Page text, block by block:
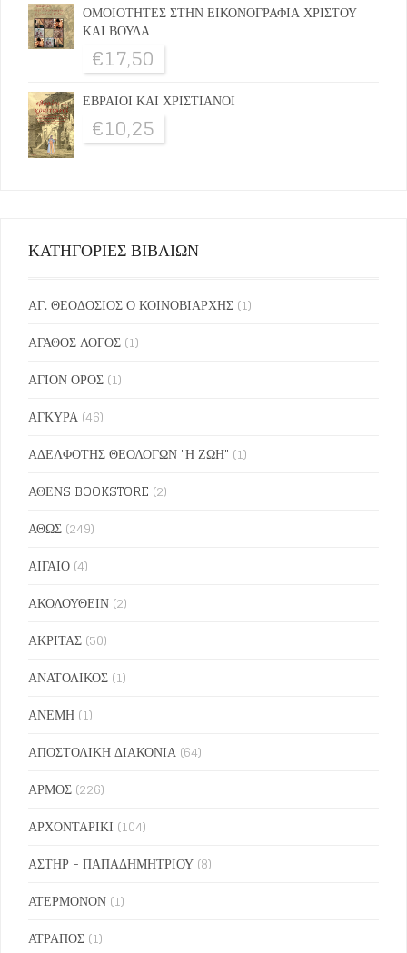
ΟΜΟΙΟΤΗΤΕΣ ΣΤΗΝ ΕΙΚΟΝΟΓΡΑΦΙΑ ΧΡΙΣΤΟΥ
ΚΑΙ ΒΟΥΔΑ
€17,50
ΕΒΡΑΙΟΙ ΚΑΙ ΧΡΙΣΤΙΑΝΟΙ
€10,25
ΚΑΤΗΓΟΡΙΕΣ ΒΙΒΛΙΩΝ
ΑΓ. ΘΕΟΔΟΣΙΟΣ Ο ΚΟΙΝΟΒΙΑΡΧΗΣ (1)
ΑΓΑΘΟΣ ΛΟΓΟΣ (1)
ΑΓΙΟΝ ΟΡΟΣ (1)
ΑΓΚΥΡΑ (46)
ΑΔΕΛΦΟΤΗΣ ΘΕΟΛΟΓΩΝ "Η ΖΩΗ" (1)
ΑΘΕΝS BOOKSTORE (2)
ΑΘΩΣ (249)
ΑΙΓΑΙΟ (4)
ΑΚΟΛΟΥΘΕΙΝ (2)
ΑΚΡΙΤΑΣ (50)
ΑΝΑΤΟΛΙΚΟΣ (1)
ΑΝΕΜΗ (1)
ΑΠΟΣΤΟΛΙΚΗ ΔΙΑΚΟΝΙΑ (64)
ΑΡΜΟΣ (226)
ΑΡΧΟΝΤΑΡΙΚΙ (104)
ΑΣΤΗΡ - ΠΑΠΑΔΗΜΗΤΡΙΟΥ (8)
ΑΤΕΡΜΟΝΟΝ (1)
ΑΤΡΑΠΟΣ (1)